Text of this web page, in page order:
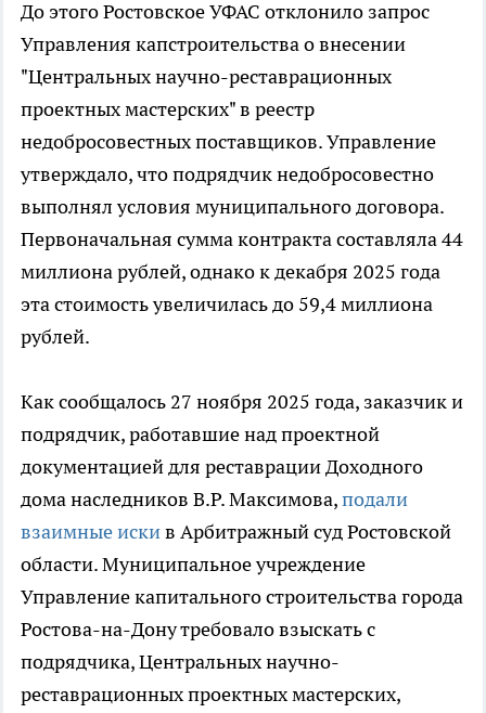
До этого Ростовское УФАС отклонило запрос
Управления капстроительства о внесении
"Центральных научно-реставрационных
проектных мастерских" в реестр
недобросовестных поставщиков. Управление
утверждало, что подрядчик недобросовестно
выполнял условия муниципального договора.
Первоначальная сумма контракта составляла 44
миллиона рублей, однако к декабря 2025 года
эта стоимость увеличилась до 59,4 миллиона
рублей.
Как сообщалось 27 ноября 2025 года, заказчик и
подрядчик, работавшие над проектной
документацией для реставрации Доходного
дома наследников В.Р. Максимова,подали
взаимные искив Арбитражный суд Ростовской
области. Муниципальное учреждение
Управление капитального строительства города
Ростова-на-Дону требовало взыскать с
подрядчика, Центральных научно-
реставрационных проектных мастерских,